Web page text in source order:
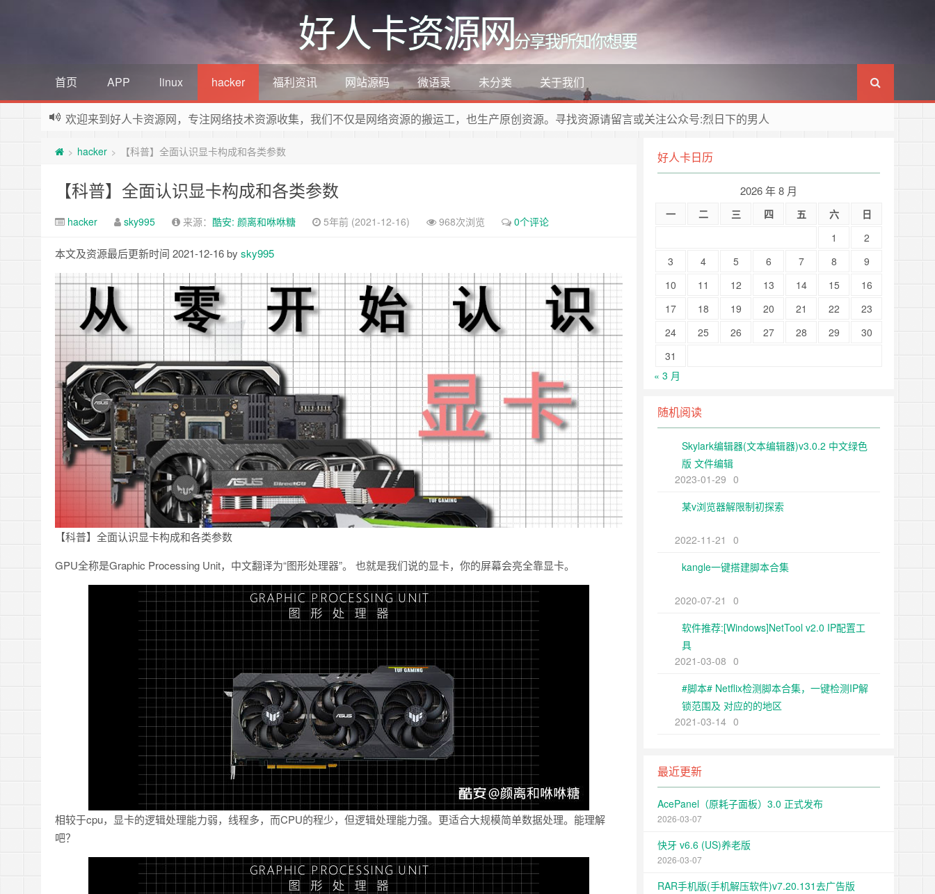
好人卡资源网分享我所知你想要
首页 APP linux hacker 福利资讯 网站源码 微语录 未分类 关于我们
欢迎来到好人卡资源网，专注网络技术资源收集，我们不仅是网络资源的搬运工，也生产原创资源。寻找资源请留言或关注公众号:烈日下的男人
> hacker > 【科普】全面认识显卡构成和各类参数
【科普】全面认识显卡构成和各类参数
hacker sky995 来源： 酷安: 颜离和咻咻糖 5年前 (2021-12-16) 968次浏览 0个评论
本文及资源最后更新时间 2021-12-16 by sky995
【科普】全面认识显卡构成和各类参数
GPU全称是Graphic Processing Unit，中文翻译为“图形处理器”。 也就是我们说的显卡，你的屏幕会亮全靠显卡。
相较于cpu，显卡的逻辑处理能力弱，线程多，而CPU的程少，但逻辑处理能力强。更适合大规模简单数据处理。能理解
吧？
好人卡日历
2026 年 8 月
一 二 三 四 五 六
日
1
2
3
4 5 6 7 8
9
10
11 12 13 14 15
16
17
18 19 20 21 22
23
24
25 26 27 28 29
30
31
« 3 月
随机阅读
Skylark编辑器(文本编辑器)v3.0.2 中文绿色
版 文件编辑
2023-01-29 0
某v浏览器解限制初探索
2022-11-21
0
kangle一键搭建脚本合集
2020-07-21
0
软件推荐:[Windows]NetTool v2.0 IP配置工
具
2021-03-08 0
#脚本# Netflix检测脚本合集，一键检测IP解
锁范围及 对应的的地区
2021-03-14 0
最近更新
AcePanel（原耗子面板）3.0 正式发布
2026-03-07
快牙 v6.6 (US)养老版
2026-03-07
RAR手机版(手机解压软件)v7.20.131去广告版